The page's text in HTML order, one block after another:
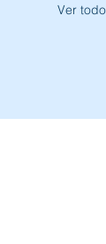
Ver todo